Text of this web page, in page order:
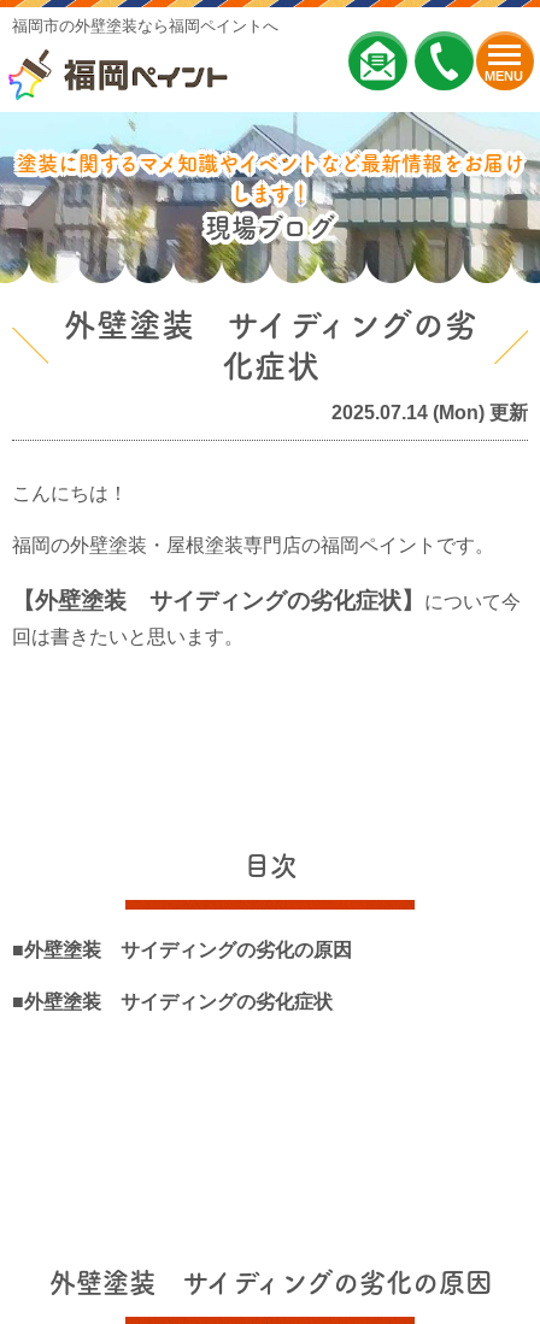
MENU
福岡市の外壁塗装なら福岡ペイントへ
塗装に関するマメ知識やイベントなど最新情報をお届け
します！
現場ブログ
外壁塗装 サイディングの劣
化症状
2025.07.14 (Mon) 更新
こんにちは！
福岡の外壁塗装・屋根塗装専門店の福岡ペイントです。
【外壁塗装 サイディングの劣化症状】
について今
回は書きたいと思います。
目次
■外壁塗装 サイディングの劣化の原因
■外壁塗装 サイディングの劣化症状
外壁塗装 サイディングの劣化の原因